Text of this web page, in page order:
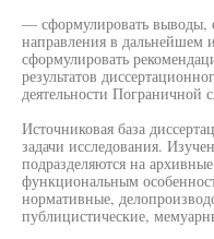
— сформулировать выводы,
направления в дальнейшем
сформулировать
результатов
деятельности Пограничной
Источниковая база
задачи исследования.
подразделяются на
функциональным
нормативные,
публицистические,